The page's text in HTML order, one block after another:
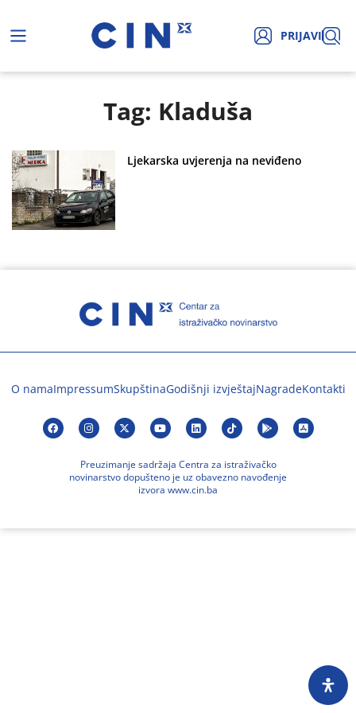
PRIJAVI
Tag: Kladuša
Ljekarska uvjerenja na neviđeno
O namaImpressumSkupštinaGodišnji izvještajNagradeKontakti
Preuzimanje sadržaja Centra za istraživačko
novinarstvo dopušteno je uz obavezno navođenje
izvora www.cin.ba